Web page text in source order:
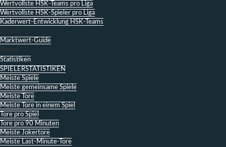
Wertvollste HSK-Teams pro Liga
Wertvollste HSK-Spieler pro Liga
Kaderwert-Entwicklung HSK-Teams
Zurück
Marktwert-Guide
Zurück
Statistiken
SPIELERSTATISTIKEN
Meiste Spiele
Meiste gemeinsame Spiele
Meiste Tore
Meiste Tore in einem Spiel
Tore pro Spiel
Tore pro 90 Minuten
Meiste Jokertore
Meiste Last-Minute-Tore